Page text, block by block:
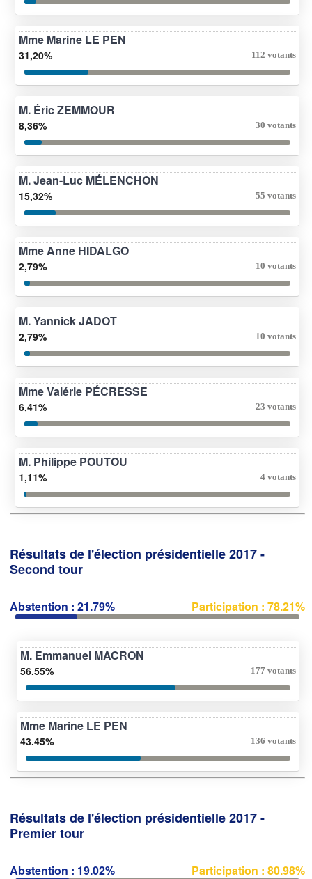
Mme Marine LE PEN
31,20% 112 votants
M. Éric ZEMMOUR
8,36% 30 votants
M. Jean-Luc MÉLENCHON
15,32% 55 votants
Mme Anne HIDALGO
2,79% 10 votants
M. Yannick JADOT
2,79% 10 votants
Mme Valérie PÉCRESSE
6,41% 23 votants
M. Philippe POUTOU
1,11% 4 votants
Résultats de l'élection présidentielle 2017 -
Second tour
Abstention : 21.79% Participation : 78.21%
M. Emmanuel MACRON
56.55% 177 votants
Mme Marine LE PEN
43.45% 136 votants
Résultats de l'élection présidentielle 2017 -
Premier tour
Abstention : 19.02% Participation : 80.98%